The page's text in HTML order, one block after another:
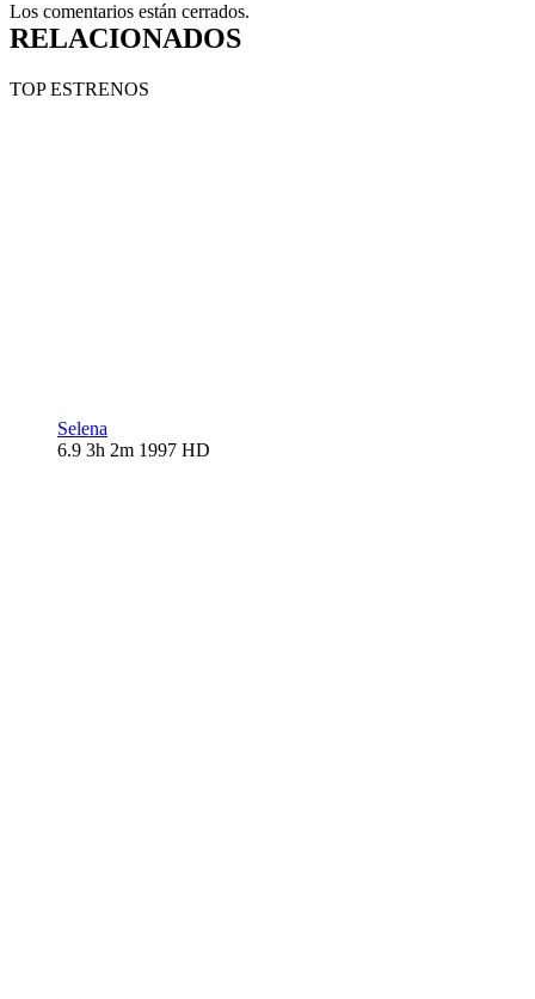
Los comentarios están cerrados.
RELACIONADOS
TOP ESTRENOS
Selena
6.9 3h 2m 1997 HD